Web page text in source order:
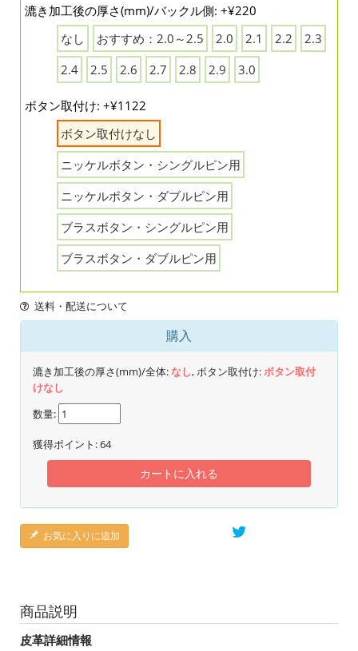
漉き加工後の厚さ(mm)/バックル側: +¥220
なし
おすすめ：2.0～2.5 2.0 2.1 2.2
2.3
2.4
2.5 2.6 2.7 2.8 2.9 3.0
ボタン取付け: +¥1122
ボタン取付けなし
ニッケルボタン・シングルピン用
ニッケルボタン・ダブルピン用
ブラスボタン・シングルピン用
ブラスボタン・ダブルピン用
送料・配送について
購入
漉き加工後の厚さ(mm)/全体:なし, ボタン取付け:ボタン取付
けなし
数量:
獲得ポイント:64
カートに入れる
お気に入りに追加
商品説明
皮革詳細情報